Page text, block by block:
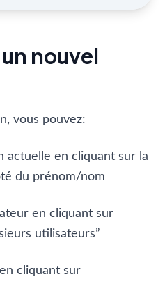
nouvel
vous pouvez:
actuelle en cliquant sur la
du prénom/nom
en cliquant sur
utilisateurs”
cliquant sur